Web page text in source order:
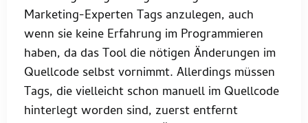
Marketing-Experten Tags anzulegen, auch
wenn sie keine Erfahrung im Programmieren
haben, da das Tool die nötigen Änderungen im
Quellcode selbst vornimmt. Allerdings müssen
Tags, die vielleicht schon manuell im Quellcode
hinterlegt worden sind, zuerst entfernt